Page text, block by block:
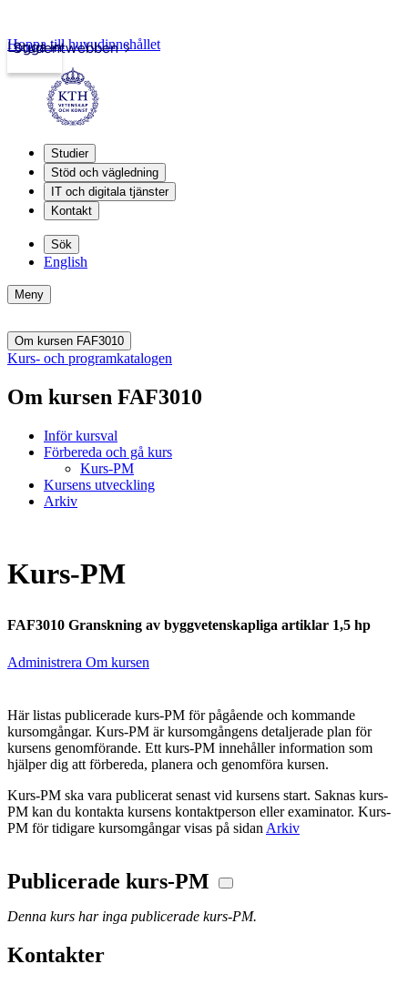
Studentwebben
Logga in
Hoppa till huvudinnehållet
Studier
Stöd och vägledning
IT och digitala tjänster
Kontakt
Sök
English
Meny
Om kursen FAF3010
Kurs- och programkatalogen
Om kursen FAF3010
Inför kursval
Förbereda och gå kurs
Kurs-PM
Kursens utveckling
Arkiv
Kurs-PM
FAF3010 Granskning av byggvetenskapliga artiklar 1,5 hp
Administrera Om kursen
Här listas publicerade kurs-PM för pågående och kommande
kursomgångar. Kurs-PM är kursomgångens detaljerade plan för
kursens genomförande. Ett kurs-PM innehåller information som
hjälper dig att förbereda, planera och genomföra kursen.
Kurs-PM ska vara publicerat senast vid kursens start. Saknas kurs-
PM kan du kontakta kursens kontaktperson eller examinator. Kurs-
PM för tidigare kursomgångar visas på sidan Arkiv
Publicerade kurs-PM
Denna kurs har inga publicerade kurs-PM.
Kontakter